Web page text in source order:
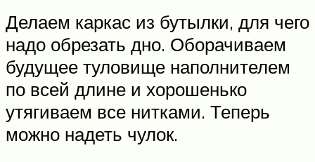
Делаем каркас из бутылки, для чего
надо обрезать дно. Оборачиваем
будущее туловище наполнителем
по всей длине и хорошенько
утягиваем все нитками. Теперь
можно надеть чулок.